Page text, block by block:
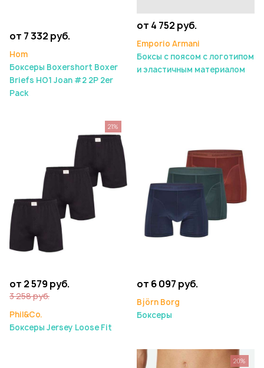
от 7 332 руб.
Hom
Боксеры Boxershort Boxer
Briefs HO1 Joan #2 2P 2er
Pack
от 4 752 руб.
Emporio Armani
Боксы с поясом с логотипом
и эластичным материалом
от 2 579 руб.
3 258 руб.
Phil&Co.
Боксеры Jersey Loose Fit
21%
от 6 097 руб.
Björn Borg
Боксеры
20%